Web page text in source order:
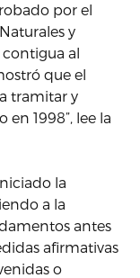
por el
y
al
que el
tramitar y
1998”, lee la
la
a la
antes
afirmativas
o